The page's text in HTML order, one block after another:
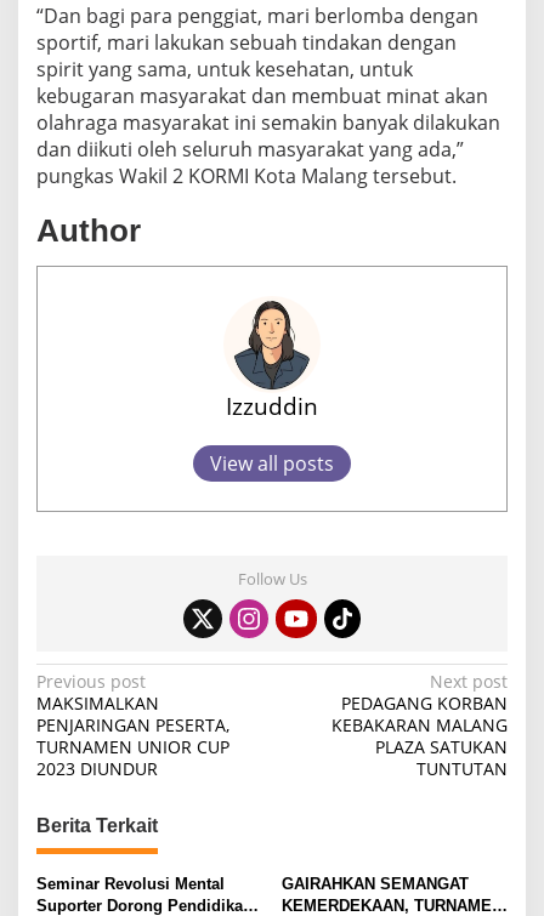
“Dan bagi para penggiat, mari berlomba dengan
sportif, mari lakukan sebuah tindakan dengan
spirit yang sama, untuk kesehatan, untuk
kebugaran masyarakat dan membuat minat akan
olahraga masyarakat ini semakin banyak dilakukan
dan diikuti oleh seluruh masyarakat yang ada,”
pungkas Wakil 2 KORMI Kota Malang tersebut.
Author
Izzuddin
View all posts
Follow Us
P
o
s
n
a
v
Previous post
MAKSIMALKAN
PENJARINGAN PESERTA,
TURNAMEN UNIOR CUP
2023 DIUNDUR
Next post
PEDAGANG KORBAN
KEBAKARAN MALANG
PLAZA SATUKAN
TUNTUTAN
Berita Terkait
Seminar Revolusi Mental
Suporter Dorong Pendidikan
GAIRAHKAN SEMANGAT
KEMERDEKAAN, TURNAMEN